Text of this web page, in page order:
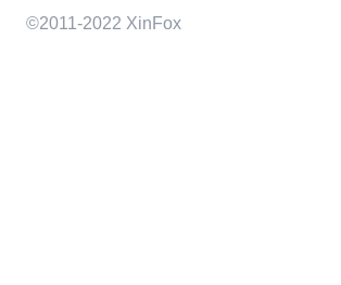
©2011-2022 XinFox